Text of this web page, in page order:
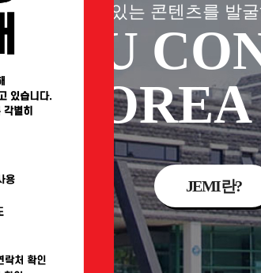
재미있는 콘텐츠를 발
JEJU
JEMI란?